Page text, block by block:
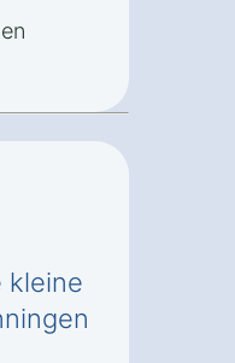
kleine